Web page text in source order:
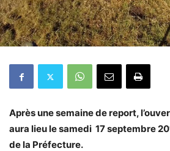
Après une semaine de report,
aura lieu le samedi 17 septembre
de la Préfecture.